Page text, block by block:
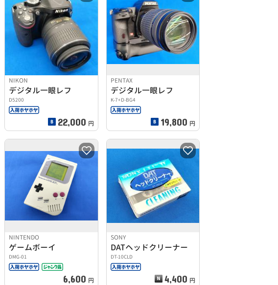
NIKON
デジタル一眼レフ
D5200
22,000 円
PENTAX
デジタル一眼レフ
K-7+D-BG4
19,800 円
NINTENDO
ゲームボーイ
DMG-01
6,600 円
SONY
DATヘッドクリーナー
DT-10CLD
4,400 円